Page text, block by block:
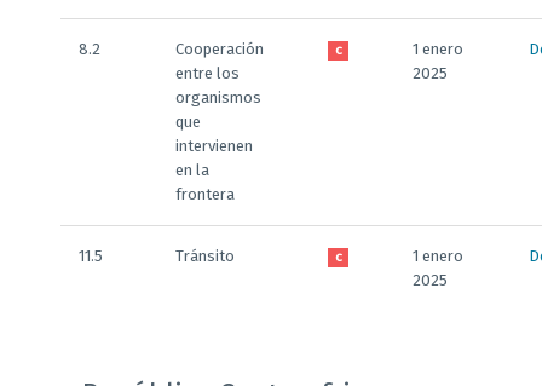
8.2
Cooperación
entre los
organismos
que
intervienen
en la
frontera
C
1 enero
2025
11.5 Tránsito C
1 enero
2025